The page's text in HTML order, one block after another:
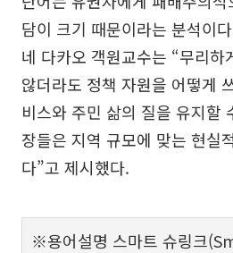
담이 크기 때문이라는 분석이
네 다카오 객원교수는 “무리하
않더라도 정책 자원을 어떻게
비스와 주민 삶의 질을 유지할
장들은 지역 규모에 맞는 현실
다”고 제시했다.
※용어설명 스마트 슈링크